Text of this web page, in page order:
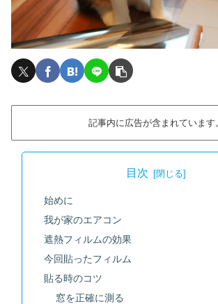
記事内に広告が含まれています。
目次
始めに
我が家のエアコン
遮熱フィルムの効果
今回貼ったフィルム
貼る時のコツ
窓を正確に測る